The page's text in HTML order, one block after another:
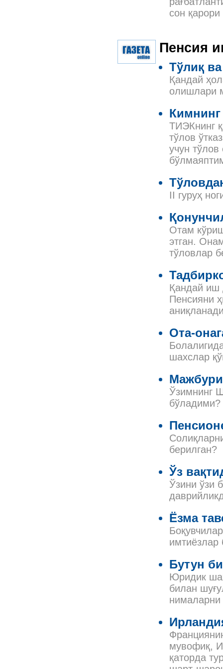
сон
Пенсия
Тўлиқ
Қандай
олишлари
Кимнинг
ТИЭКнинг
тўлов
учун
II гуруҳ
Отам
этган.
тўловлар
Қандай иш
Пенсияни
Ота-
шахслар
Ўзимнинг
бўладими?
берилган?
Ўз
Ўзини ўзи
Ёзма
имтиёзлар
Бутун
Юридик
билан
мувофиқ,
қаторда